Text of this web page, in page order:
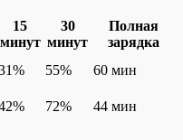
15
минут
30
минут
Полная
зарядка
55%
60 мин
72% 44 мин